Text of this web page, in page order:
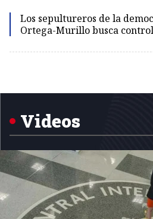
Los sepultureros de la
Ortega-Murillo busca
5
Videos